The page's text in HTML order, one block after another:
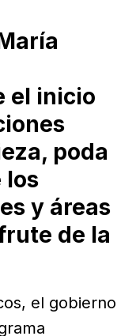
el inicio
poda
los
y áreas
de la
el gobierno